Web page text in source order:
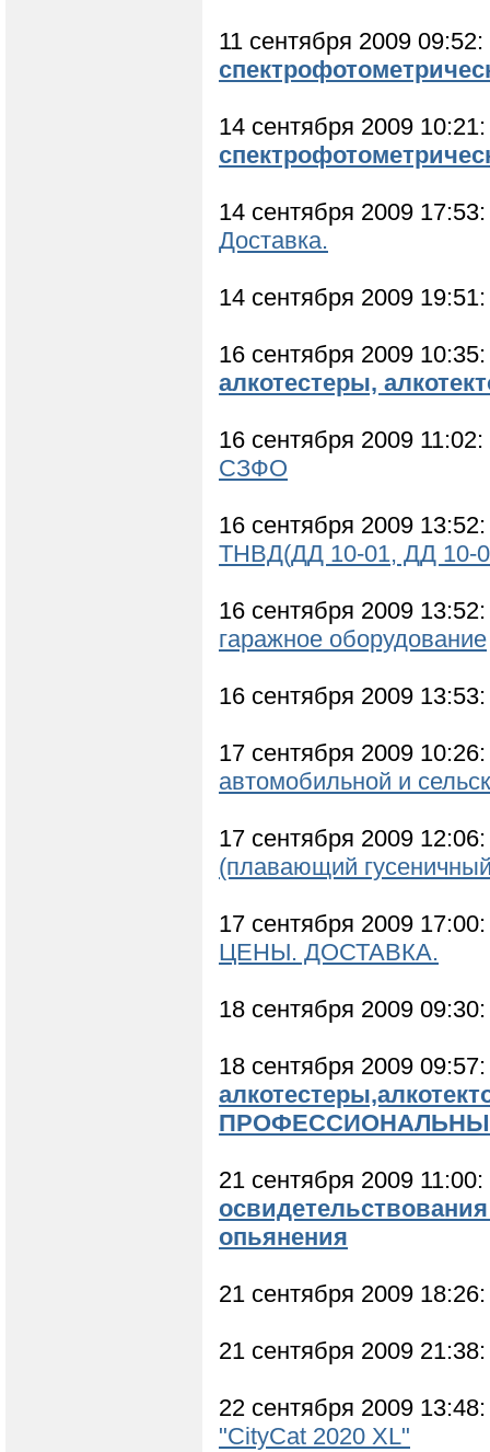
11 сентября 2009 09:52:
14 сентября 2009
14 сентября 2009
Доставка.
14 сентября 2009
16 сентября 2009
алкотестеры,
16 сентября 2009 11:02:
СЗФО
16 сентября 2009
ТНВД(ДД 10-01, ДД 10-
16 сентября 2009
гаражное оборудование
16 сентября 2009
17 сентября 2009
автомобильной и
17 сентября 2009
(плавающий
17 сентября 2009
ЦЕНЫ. ДОСТАВКА.
18 сентября 2009
18 сентября 2009
21 сентября 2009 11:00:
опьянения
21 сентября 2009
21 сентября 2009
22 сентября 2009
"CityCat 2020 XL"